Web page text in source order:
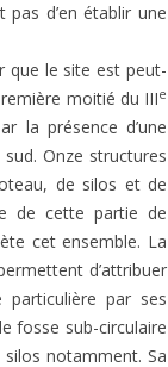
d’en établir une
que le site est peut-
moitié du IIIe
la présence d’une
Onze structures
de silos et de
de cette partie de
cet ensemble. La
d’attribuer
particulière par ses
fosse sub-circulaire
notamment. Sa